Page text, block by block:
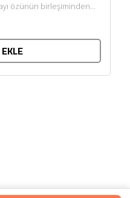
özünün birleşiminden